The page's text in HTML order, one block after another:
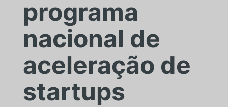
programa
nacional de
aceleração de
startups